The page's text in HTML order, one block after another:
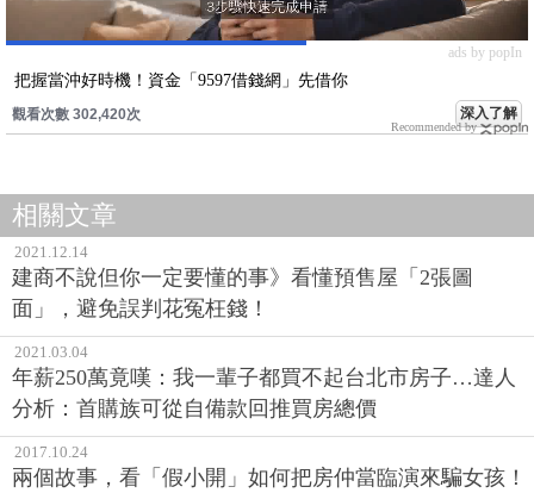
ads by popIn
把握當沖好時機！資金「9597借錢網」先借你
觀看次數 302,420次 深入了解
Recommended by
相關文章
2021.12.14
建商不說但你一定要懂的事》看懂預售屋「2張圖
面」，避免誤判花冤枉錢！
2021.03.04
年薪250萬竟嘆：我一輩子都買不起台北市房子…達人
分析：首購族可從自備款回推買房總價
2017.10.24
兩個故事，看「假小開」如何把房仲當臨演來騙女孩！